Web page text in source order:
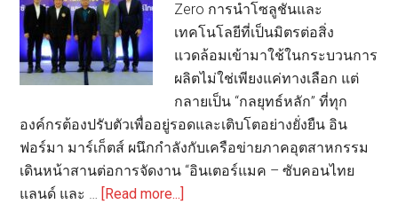
Zero การนำโซลูชันและ
เทคโนโลยีที่เป็นมิตรต่อสิ่ง
แวดล้อมเข้ามาใช้ในกระบวนการ
ผลิตไม่ใช่เพียงแค่ทางเลือก แต่
กลายเป็น “กลยุทธ์หลัก” ที่ทุก
องค์กรต้องปรับตัวเพื่ออยู่รอดและเติบโตอย่างยั่งยืน อิน
ฟอร์มา มาร์เก็ตส์ ผนึกกำลังกับเครือข่ายภาคอุตสาหกรรม
เดินหน้าสานต่อการจัดงาน “อินเตอร์แมค – ซับคอนไทย
แลนด์ และ …
[Read more...]